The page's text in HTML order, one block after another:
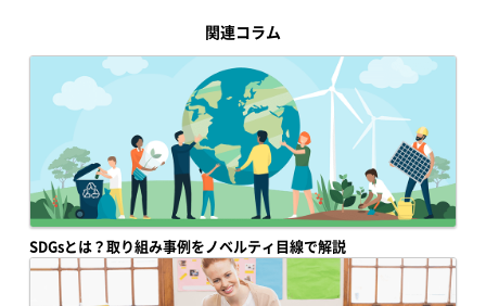
関連コラム
SDGsとは？取り組み事例をノベルティ目線で解説